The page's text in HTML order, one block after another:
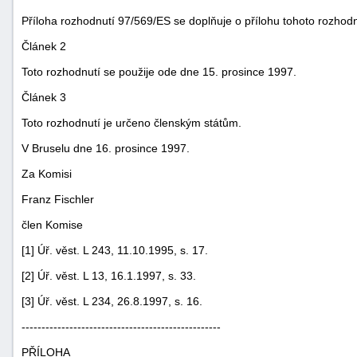
Příloha rozhodnutí 97/569/ES se doplňuje o přílohu tohoto
Článek 2
Toto rozhodnutí se použije ode dne 15. prosince 1997.
Článek 3
Toto rozhodnutí je určeno členským státům.
V Bruselu dne 16. prosince 1997.
Za Komisi
Franz Fischler
člen Komise
[1] Úř. věst. L 243, 11.10.1995, s. 17.
[2] Úř. věst. L 13, 16.1.1997, s. 33.
[3] Úř. věst. L 234, 26.8.1997, s. 16.
--------------------------------------------------
PŘÍLOHA